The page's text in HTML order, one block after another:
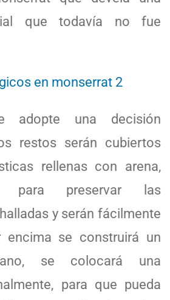
que todavía no fue
adopte una decisión
restos serán cubiertos
rellenas con arena,
para preservar las
y serán fácilmente
encima se construirá un
se colocará una
para que pueda